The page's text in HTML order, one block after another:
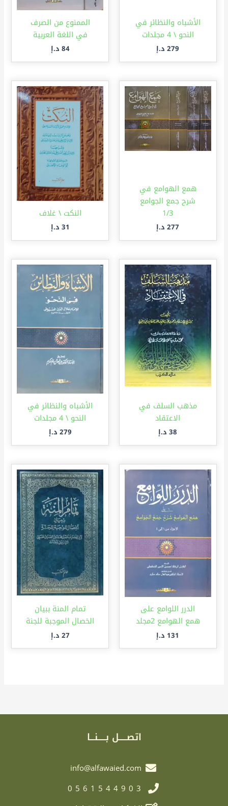
الأشباه والنظائر في
النحو \ 4 مجلدات
279 د.إ
الممنوع من الصرف
في اللغة العربية
84 د.إ
همع الهوامع في
شرح جمع الجوامع
1/3
277 د.إ
النكت \ غلاف
31 د.إ
مذهب السلف في
الاعتقاد
38 د.إ
الأشباه والنظائر في
النحو \ 4 مجلدات
279 د.إ
الدرر اللوامع على
همع الهوامع 2مجلد
131 د.إ
تمام المنة ببيان
الخصال الموجبة للجنة
27 د.إ
اتصـــــل بـــــنـــا
info@alfawaied.com
0561544903